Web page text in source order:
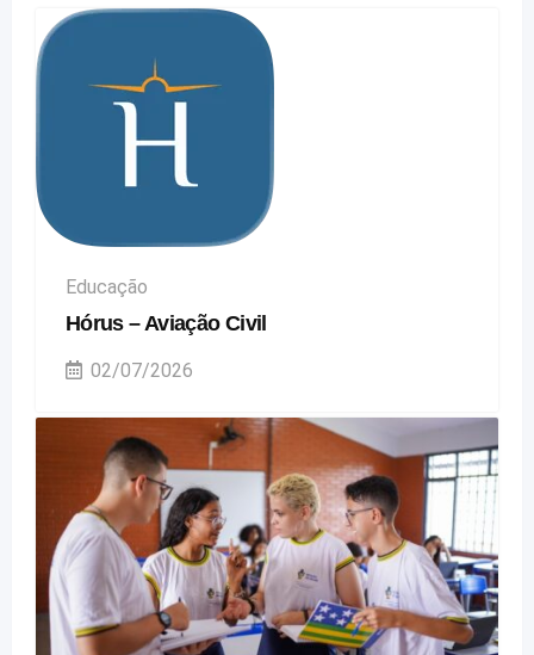
Educação
Hórus – Aviação Civil
02/07/2026